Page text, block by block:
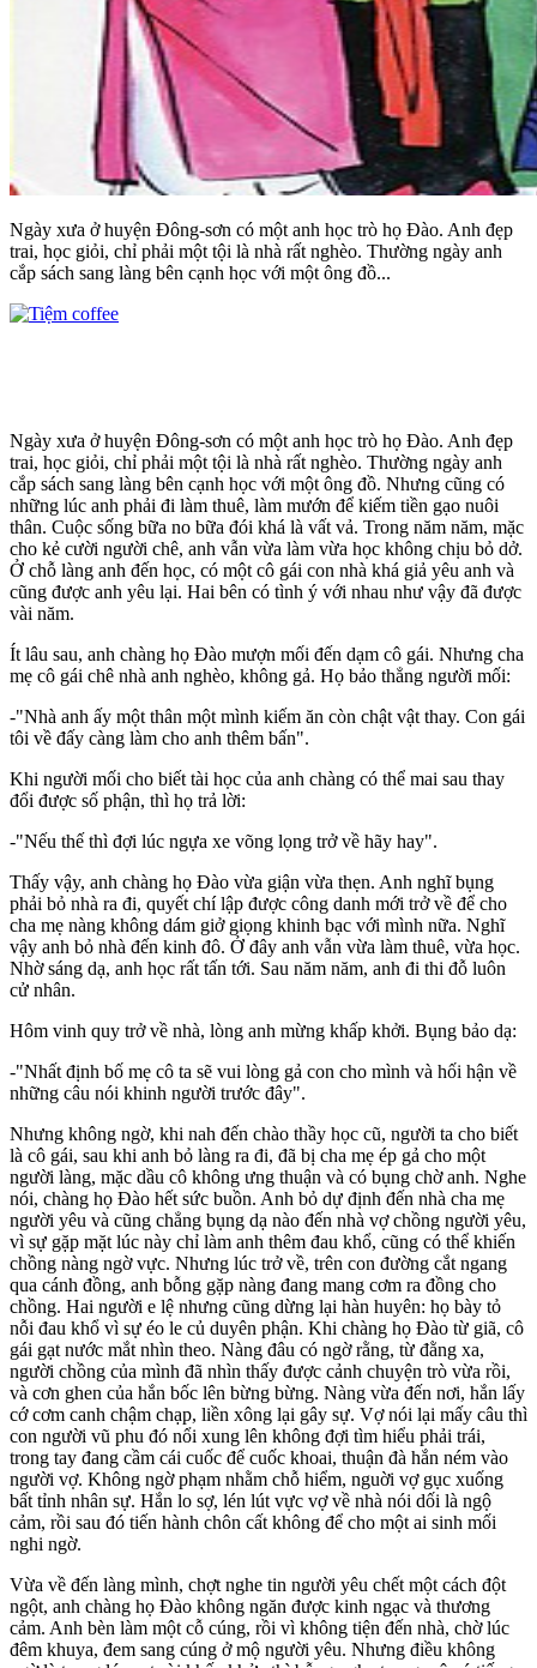
Ngày xưa ở huyện Đông-sơn có một anh học trò họ Đào. Anh đẹp
trai, học giỏi, chỉ phải một tội là nhà rất nghèo. Thường ngày anh
cắp sách sang làng bên cạnh học với một ông đồ...
Ngày xưa ở huyện Đông-sơn có một anh học trò họ Đào. Anh đẹp
trai, học giỏi, chỉ phải một tội là nhà rất nghèo. Thường ngày anh
cắp sách sang làng bên cạnh học với một ông đồ. Nhưng cũng có
những lúc anh phải đi làm thuê, làm mướn để kiếm tiền gạo nuôi
thân. Cuộc sống bữa no bữa đói khá là vất vả. Trong năm năm, mặc
cho kẻ cười người chê, anh vẫn vừa làm vừa học không chịu bỏ dở.
Ở chỗ làng anh đến học, có một cô gái con nhà khá giả yêu anh và
cũng được anh yêu lại. Hai bên có tình ý với nhau như vậy đã được
vài năm.
Ít lâu sau, anh chàng họ Đào mượn mối đến dạm cô gái. Nhưng cha
mẹ cô gái chê nhà anh nghèo, không gả. Họ bảo thẳng người mối:
-"Nhà anh ấy một thân một mình kiếm ăn còn chật vật thay. Con gái
tôi về đấy càng làm cho anh thêm bấn".
Khi người mối cho biết tài học của anh chàng có thể mai sau thay
đổi được số phận, thì họ trả lời:
-"Nếu thế thì đợi lúc ngựa xe võng lọng trở về hãy hay".
Thấy vậy, anh chàng họ Đào vừa giận vừa thẹn. Anh nghĩ bụng
phải bỏ nhà ra đi, quyết chí lập được công danh mới trở về để cho
cha mẹ nàng không dám giở giọng khinh bạc với mình nữa. Nghĩ
vậy anh bỏ nhà đến kinh đô. Ở đây anh vẫn vừa làm thuê, vừa học.
Nhờ sáng dạ, anh học rất tấn tới. Sau năm năm, anh đi thi đỗ luôn
cử nhân.
Hôm vinh quy trở về nhà, lòng anh mừng khấp khởi. Bụng bảo dạ:
-"Nhất định bố mẹ cô ta sẽ vui lòng gả con cho mình và hối hận về
những câu nói khinh người trước đây".
Nhưng không ngờ, khi nah đến chào thầy học cũ, người ta cho biết
là cô gái, sau khi anh bỏ làng ra đi, đã bị cha mẹ ép gả cho một
người làng, mặc dầu cô không ưng thuận và có bụng chờ anh. Nghe
nói, chàng họ Đào hết sức buồn. Anh bỏ dự định đến nhà cha mẹ
người yêu và cũng chẳng bụng dạ nào đến nhà vợ chồng người yêu,
vì sự gặp mặt lúc này chỉ làm anh thêm đau khổ, cũng có thể khiến
chồng nàng ngờ vực. Nhưng lúc trở về, trên con đường cắt ngang
qua cánh đồng, anh bỗng gặp nàng đang mang cơm ra đồng cho
chồng. Hai người e lệ nhưng cũng dừng lại hàn huyên: họ bày tỏ
nỗi đau khổ vì sự éo le củ duyên phận. Khi chàng họ Đào từ giã, cô
gái gạt nước mắt nhìn theo. Nàng đâu có ngờ rằng, từ đằng xa,
người chồng của mình đã nhìn thấy được cảnh chuyện trò vừa rồi,
và cơn ghen của hắn bốc lên bừng bừng. Nàng vừa đến nơi, hắn lấy
cớ cơm canh chậm chạp, liền xông lại gây sự. Vợ nói lại mấy câu thì
con người vũ phu đó nổi xung lên không đợi tìm hiểu phải trái,
trong tay đang cầm cái cuốc để cuốc khoai, thuận đà hắn ném vào
người vợ. Không ngờ phạm nhằm chỗ hiểm, nguời vợ gục xuống
bất tỉnh nhân sự. Hắn lo sợ, lén lút vực vợ về nhà nói dối là ngộ
cảm, rồi sau đó tiến hành chôn cất không để cho một ai sinh mối
nghi ngờ.
Vừa về đến làng mình, chợt nghe tin người yêu chết một cách đột
ngột, anh chàng họ Đào không ngăn được kinh ngạc và thương
cảm. Anh bèn làm một cỗ cúng, rồi vì không tiện đến nhà, chờ lúc
đêm khuya, đem sang cúng ở mộ người yêu. Nhưng điều không